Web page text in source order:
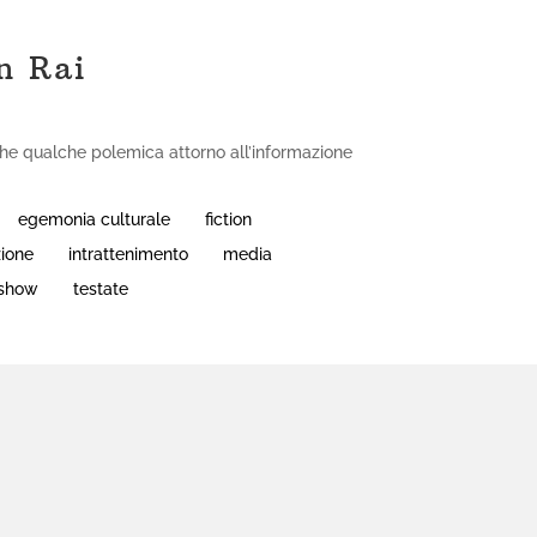
Rai
qualche polemica attorno all’informazione
egemonia culturale
fiction
intrattenimento
media
testate